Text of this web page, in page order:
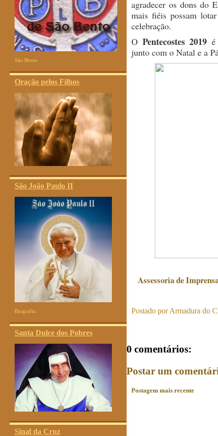
São Bento
Oração pelos Filhos
São João Paulo II
Biografia
Santa Dulce dos Pobres
Sinal da Cruz
agradecer os dons do
mais fiéis possam
celebração.
OPentecostes 2019
junto com o Natal e a
Assessoria de
Postado porArmadura do
0 comentários:
Postar um
Postagem mais recente